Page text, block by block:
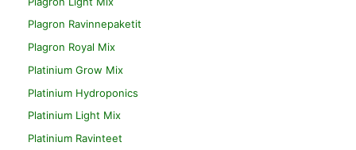
Plagron Ravinnepaketit
Plagron Royal Mix
Platinium Grow Mix
Platinium Hydroponics
Platinium Light Mix
Platinium Ravinteet